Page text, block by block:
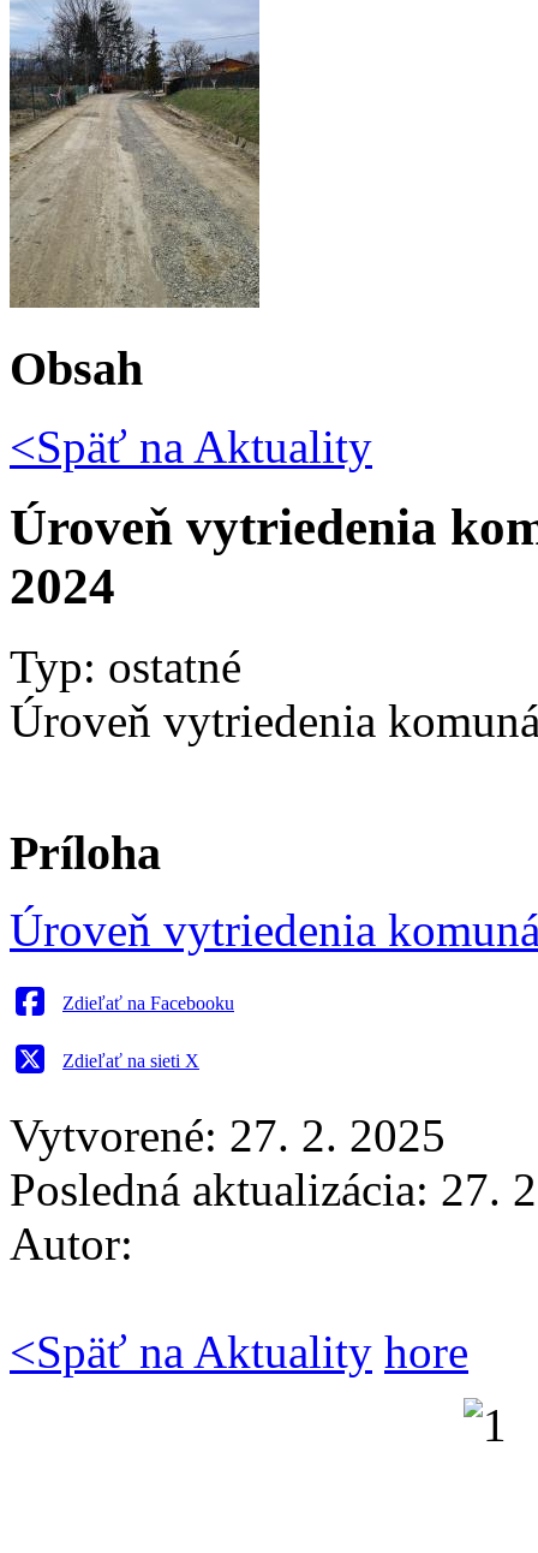
Obsah
<Späť na Aktuality
Úroveň vytriedenia
2024
Typ: ostatné
Úroveň vytriedenia
Príloha
Úroveň vytriedenia
Zdieľať na Facebooku
Zdieľať na sieti X
Vytvorené: 27. 2. 2025
Posledná aktualizácia: 27.
Autor:
<Späť na Aktuality hore